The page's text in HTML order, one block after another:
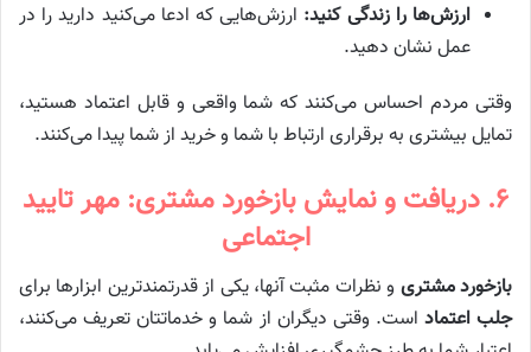
ارزش‌ها را زندگی کنید: ارزش‌هایی که ادعا می‌کنید دارید را در
عمل نشان دهید.
وقتی مردم احساس می‌کنند که شما واقعی و قابل اعتماد هستید،
تمایل بیشتری به برقراری ارتباط با شما و خرید از شما پیدا می‌کنند.
۶. دریافت و نمایش بازخورد مشتری: مهر تایید
اجتماعی
بازخورد مشتری و نظرات مثبت آنها، یکی از قدرتمندترین ابزارها برای
جلب اعتماد است. وقتی دیگران از شما و خدماتتان تعریف می‌کنند،